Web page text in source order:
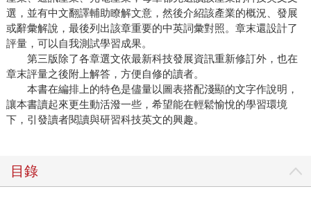
選，並有中文翻譯輔助瞭解文意，然後介紹該產業的概況、發展
或辭彙解說，最後列出該章重要的中英詞彙對照。章末還設計了
評量，可以自我測試學習成果。
第三版除了各章選文依最新科技發展資訊重新修訂外，也在
章末評量之後附上解答，方便自修的讀者。
本書在編排上的特色是儘量以圖表搭配淺顯的文字作說明，
讓本書讀起來更生動活潑一些，希望能在輕鬆愉悅的學習環境
下，引發讀者閱讀與研習科技英文的興趣。
目錄